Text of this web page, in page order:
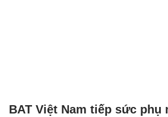
BAT Việt Nam tiếp sức phụ